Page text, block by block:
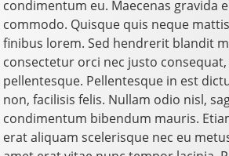
condimentum eu. Maecenas gravida
commodo. Quisque quis neque
finibus lorem. Sed hendrerit blandit
consectetur orci nec justo
pellentesque. Pellentesque in est
non, facilisis felis. Nullam odio nisl,
condimentum bibendum mauris.
erat aliquam scelerisque nec eu